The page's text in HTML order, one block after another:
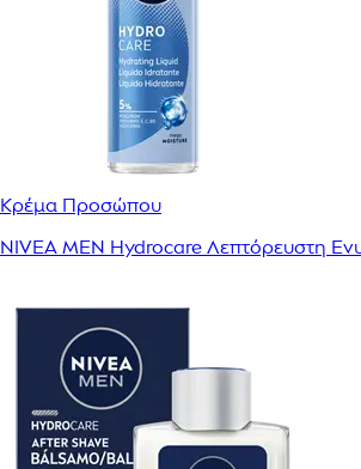
Κρέμα Προσώπου
NIVEA MEN Hydrocare Λεπτόρευστη